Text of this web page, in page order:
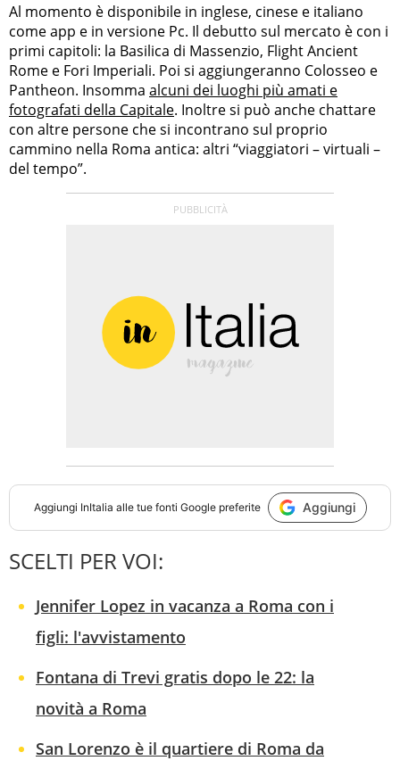
Al momento è disponibile in inglese, cinese e italiano
come app e in versione Pc. Il debutto sul mercato è con i
primi capitoli: la Basilica di Massenzio, Flight Ancient
Rome e Fori Imperiali. Poi si aggiungeranno Colosseo e
Pantheon. Insomma alcuni dei luoghi più amati e
fotografati della Capitale. Inoltre si può anche chattare
con altre persone che si incontrano sul proprio
cammino nella Roma antica: altri “viaggiatori – virtuali –
del tempo”.
Aggiungi InItalia alle tue fonti Google preferite Aggiungi
SCELTI PER VOI:
Jennifer Lopez in vacanza a Roma con i
figli: l'avvistamento
Fontana di Trevi gratis dopo le 22: la
novità a Roma
San Lorenzo è il quartiere di Roma da